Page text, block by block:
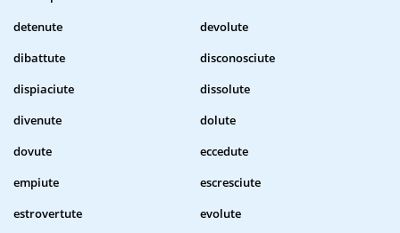
detenute
devolute
dibattute
disconosciute
dispiaciute
dissolute
divenute
dolute
dovute
eccedute
empiute
escresciute
estrovertute
evolute